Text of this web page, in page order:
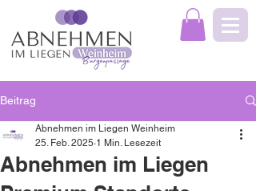
Beitrag
Abnehmen im Liegen
Abnehmen im Liegen Weinheim
25. Feb. 2025 1 Min. Lesezeit